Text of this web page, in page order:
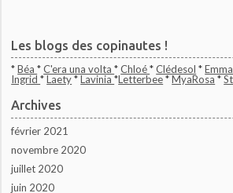
Les blogs des copinautes !
*Béa*C'era una volta*Chloé*Clédesol *Emma
Ingrid*Laety*Lavinia*Letterbee*MyaRosa *
Archives
février 2021
novembre 2020
juillet 2020
juin 2020